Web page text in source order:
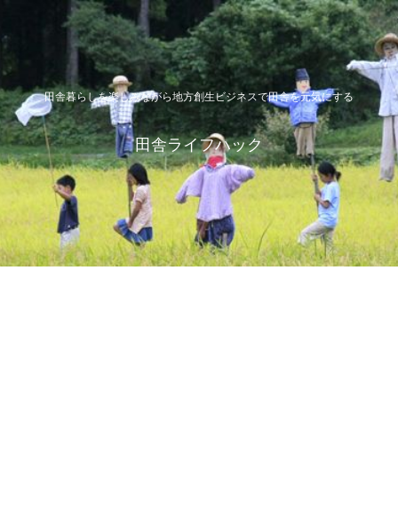
田舎暮らしを楽しみながら地方創生ビジネスで田舎を元気にする
田舎ライフハック